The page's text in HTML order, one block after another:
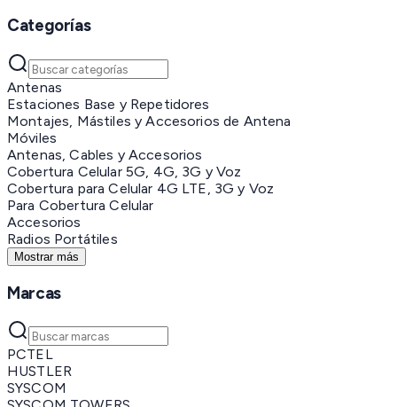
Categorías
Antenas
Estaciones Base y Repetidores
Montajes, Mástiles y Accesorios de Antena
Móviles
Antenas, Cables y Accesorios
Cobertura Celular 5G, 4G, 3G y Voz
Cobertura para Celular 4G LTE, 3G y Voz
Para Cobertura Celular
Accesorios
Radios Portátiles
Mostrar más
Marcas
PCTEL
HUSTLER
SYSCOM